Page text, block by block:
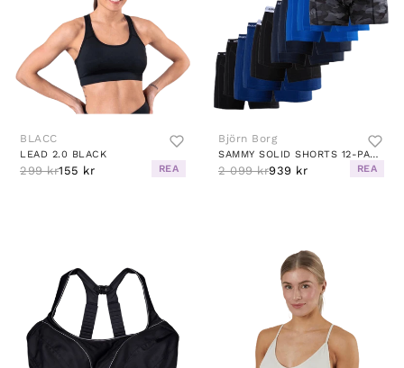
BLACC
LEAD 2.0 BLACK
299 kr155 kr REA
Björn Borg
SAMMY SOLID SHORTS 12-PACK BLACK
2 099 kr939 kr REA